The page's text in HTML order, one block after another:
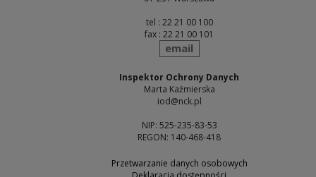
tel : 22 21 00 100
fax : 22 21 00 101
send
email
Inspektor Ochrony Danych
Marta Kaźmierska
iod@nck.pl
NIP: 525-235-83-53
REGON: 140-468-418
Przetwarzanie danych osobowych